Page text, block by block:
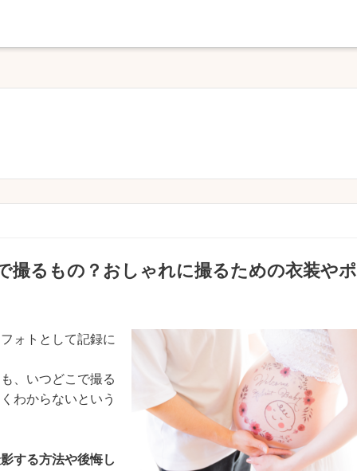
撮るもの？おしゃれに撮るための衣装やポ
ォトとして記録に
、いつどこで撮る
わからないという
する方法や後悔し